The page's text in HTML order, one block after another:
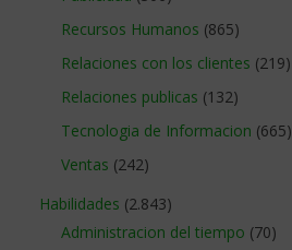
Recursos Humanos (865)
Relaciones con los clientes (219)
Relaciones publicas (132)
Tecnologia de Informacion (665)
Ventas (242)
Habilidades (2.843)
Administracion del tiempo (70)